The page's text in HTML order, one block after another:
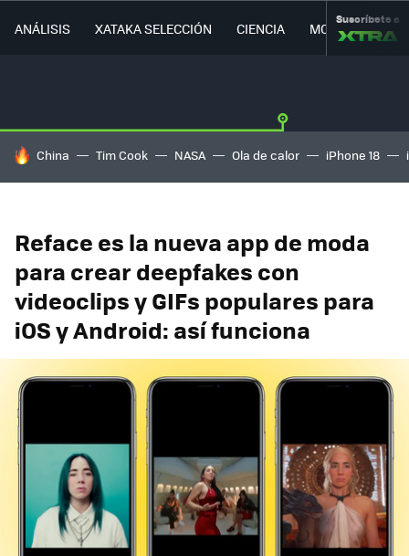
ANÁLISIS XATAKA SELECCIÓN CIENCIA MOVILIDAD
Suscríbete a
HOY SE HABLA DE
China Tim Cook NASA Ola de calor iPhone 18
Reface es la nueva app de moda
para crear deepfakes con
videoclips y GIFs populares para
iOS y Android: así funciona